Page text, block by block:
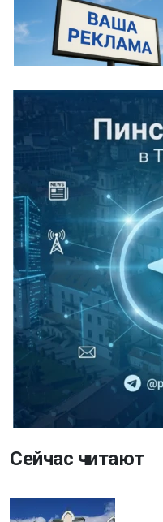
Сейчас читают